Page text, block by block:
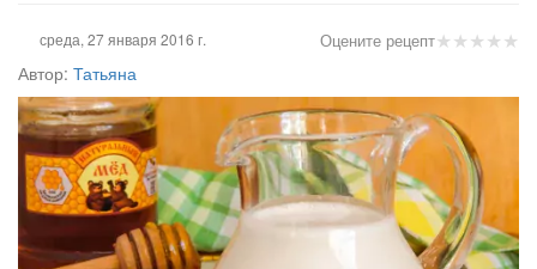
★★★★★
Оцените рецепт
среда, 27 января 2016 г.
Автор: Татьяна